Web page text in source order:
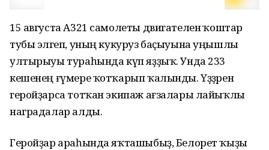
15 августа А321 самолеты двигателенә ҡоштар
тубы эләгеп, уның кукуруз баҫыуына уңышлы
ултырыуы тураһында күп яҙҙыҡ. Унда 233
кешенең ғүмере ҡотҡарып ҡалынды. Үҙҙәрен
геройҙарса тотҡан экипаж ағзалары лайыҡлы
наградалар алды.
Геройҙар араһында яҡташыбыҙ, Белорет ҡыҙы